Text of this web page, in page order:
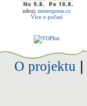
zdroj: meteopress.cz
Více o počasí
O projektu